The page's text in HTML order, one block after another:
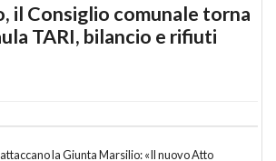
il Consiglio comunale torna
TARI, bilancio e rifiuti